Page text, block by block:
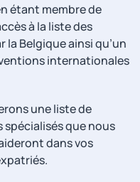
étant membre de
à la liste des
Belgique ainsi qu’un
internationales
une liste de
que nous
dans vos